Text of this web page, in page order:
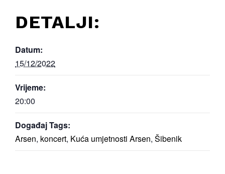
DETALJI:
Datum:
15/12/2022
Vrijeme:
20:00
Događaj Tags:
Arsen, koncert, Kuća umjetnosti Arsen, Šibenik